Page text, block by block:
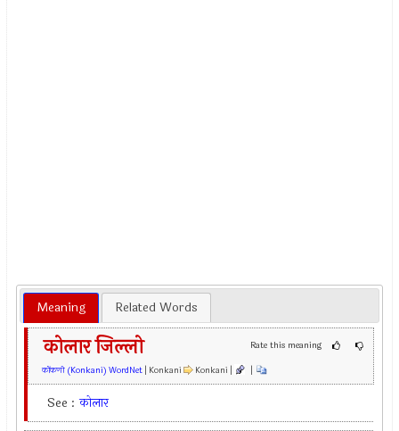
Meaning Related Words
Rate this meaning
कोलार जिल्लो
कोंकणी (Konkani) WordNet | Konkani Konkani | |
See : कोलार